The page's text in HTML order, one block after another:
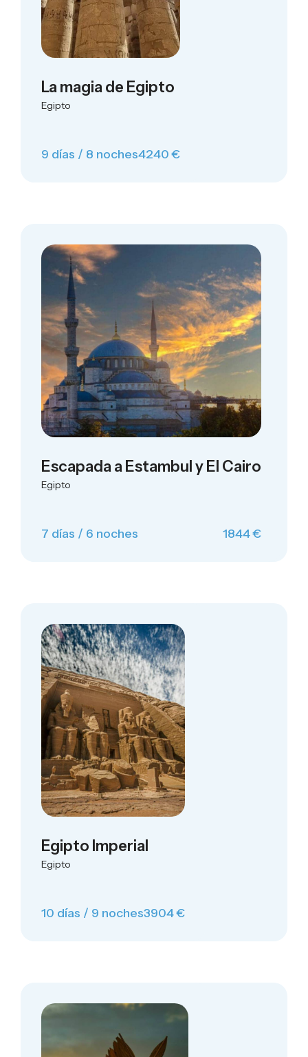
La magia de Egipto
Egipto
9 días / 8 noches4240 €
Escapada a Estambul y El Cairo
Egipto
7 días / 6 noches 1844 €
Egipto Imperial
Egipto
10 días / 9 noches3904 €